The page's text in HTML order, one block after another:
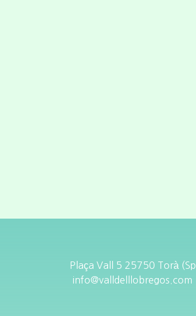
Plaça Vall 5 25750 Torà
info@valldelllobregos.com